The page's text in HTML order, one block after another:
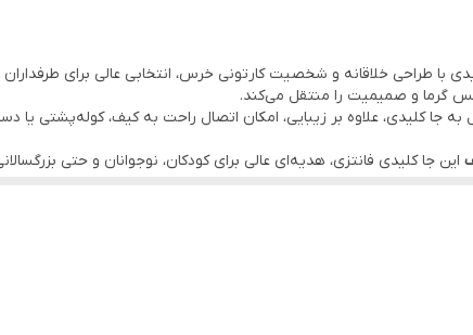
فشرده
صندوق و...
با طراحی خلاقانه و شخصیت کارتونی خرس، انتخابی عالی برای
گرما و صمیمیت را منتقل می‌کند.
جا کلیدی، علاوه بر زیبایی، امکان اتصال راحت به کیف، کوله‌پشتی یا
این جا کلیدی فانتزی، هدیه‌ای عالی برای کودکان، نوجوانان و حتی
است.